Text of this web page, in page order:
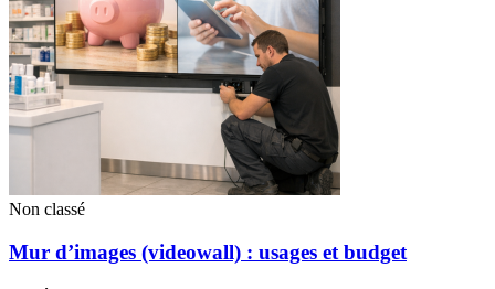
Non classé
Mur d’images (videowall) : usages et budget